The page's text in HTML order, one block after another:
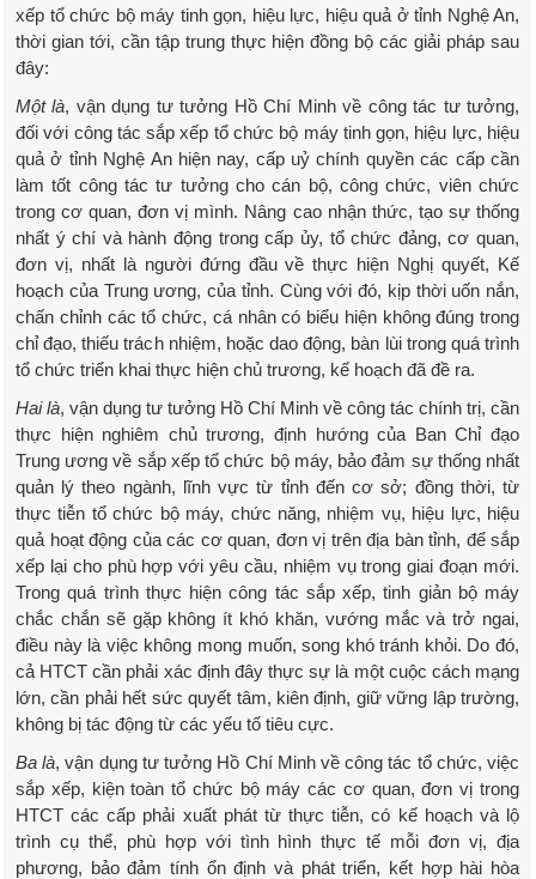
xếp tổ chức bộ máy tinh gọn, hiệu lực, hiệu quả ở tỉnh Nghệ An,
thời gian tới, cần tập trung thực hiện đồng bộ các giải pháp sau
đây:
Một là, vận dụng tư tưởng Hồ Chí Minh về công tác tư tưởng,
đối với công tác sắp xếp tổ chức bộ máy tinh gọn, hiệu lực, hiệu
quả ở tỉnh Nghệ An hiện nay, cấp uỷ chính quyền các cấp cần
làm tốt công tác tư tưởng cho cán bộ, công chức, viên chức
trong cơ quan, đơn vị mình. Nâng cao nhận thức, tạo sự thống
nhất ý chí và hành động trong cấp ủy, tổ chức đảng, cơ quan,
đơn vị, nhất là người đứng đầu về thực hiện Nghị quyết, Kế
hoạch của Trung ương, của tỉnh. Cùng với đó, kịp thời uốn nắn,
chấn chỉnh các tổ chức, cá nhân có biểu hiện không đúng trong
chỉ đạo, thiếu trách nhiệm, hoặc dao động, bàn lùi trong quá trình
tổ chức triển khai thực hiện chủ trương, kế hoạch đã đề ra.
Hai là, vận dụng tư tưởng Hồ Chí Minh về công tác chính trị, cần
thực hiện nghiêm chủ trương, định hướng của Ban Chỉ đạo
Trung ương về sắp xếp tổ chức bộ máy, bảo đảm sự thống nhất
quản lý theo ngành, lĩnh vực từ tỉnh đến cơ sở; đồng thời, từ
thực tiễn tổ chức bộ máy, chức năng, nhiệm vụ, hiệu lực, hiệu
quả hoạt động của các cơ quan, đơn vị trên địa bàn tỉnh, để sắp
xếp lại cho phù hợp với yêu cầu, nhiệm vụ trong giai đoạn mới.
Trong quá trình thực hiện công tác sắp xếp, tinh giản bộ máy
chắc chắn sẽ gặp không ít khó khăn, vướng mắc và trở ngai,
điều này là việc không mong muốn, song khó tránh khỏi. Do đó,
cả HTCT cần phải xác định đây thực sự là một cuộc cách mạng
lớn, cần phải hết sức quyết tâm, kiên định, giữ vững lập trường,
không bị tác động từ các yếu tố tiêu cực.
Ba là, vận dụng tư tưởng Hồ Chí Minh về công tác tổ chức, việc
sắp xếp, kiện toàn tổ chức bộ máy các cơ quan, đơn vị trong
HTCT các cấp phải xuất phát từ thực tiễn, có kế hoạch và lộ
trình cụ thể, phù hợp với tình hình thực tế mỗi đơn vị, địa
phương, bảo đảm tính ổn định và phát triển, kết hợp hài hòa